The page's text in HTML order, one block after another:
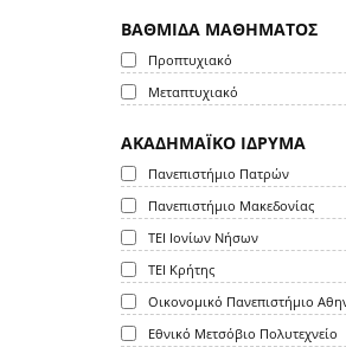
ΒΑΘΜΙΔΑ ΜΑΘΗΜΑΤΟΣ
Προπτυχιακό
Μεταπτυχιακό
ΑΚΑΔΗΜΑΪΚΟ ΙΔΡΥΜΑ
Πανεπιστήμιο Πατρών
Πανεπιστήμιο Μακεδονίας
ΤΕΙ Ιονίων Νήσων
ΤΕΙ Κρήτης
Οικονομικό Πανεπιστήμιο
Εθνικό Μετσόβιο Πολυτεχνείο